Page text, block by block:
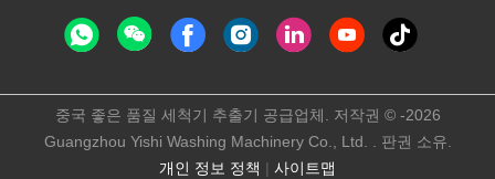
개인 정보 정책 | 사이트맵
중국 좋은 품질 세척기 추출기 공급업체. 저작권 © -2026
Guangzhou Yishi Washing Machinery Co., Ltd. . 판권 소유.